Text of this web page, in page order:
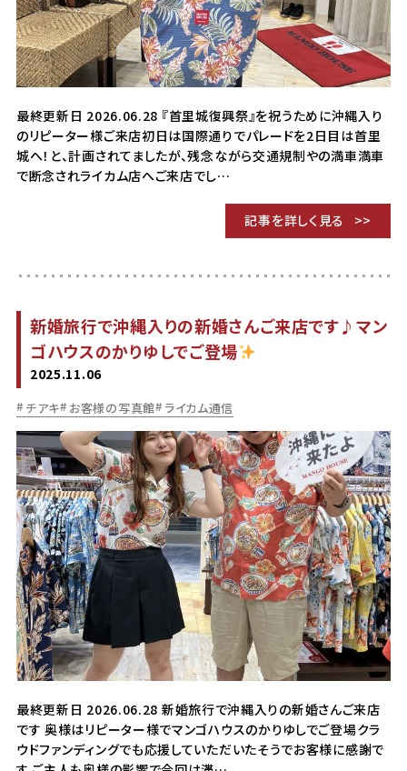
最終更新日 2026.06.28 『首里城復興祭』を祝うために沖縄入り
のリピーター様ご来店初日は国際通りでパレードを2日目は首里
城へ！と、計画されてましたが、残念ながら交通規制やの満車満車
で断念されライカム店へご来店でし…
記事を詳しく見る
新婚旅行で沖縄入りの新婚さんご来店です♪マン
ゴハウスのかりゆしでご登場
2025.11.06
チアキ お客様の写真館 ライカム通信
最終更新日 2026.06.28 新婚旅行で沖縄入りの新婚さんご来店
です 奥様はリピーター様でマンゴハウスのかりゆしでご登場クラ
ウドファンディングでも応援していただいたそうでお客様に感謝で